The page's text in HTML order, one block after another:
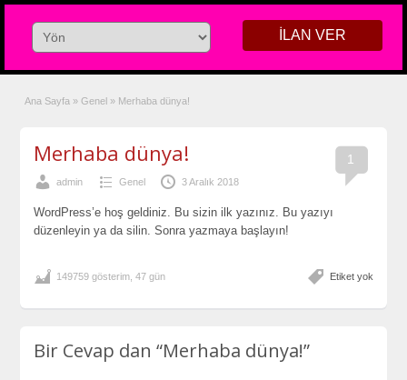
İLAN VER
Ana Sayfa » Genel » Merhaba dünya!
1
Merhaba dünya!
admin Genel 3 Aralık 2018
WordPress’e hoş geldiniz. Bu sizin ilk yazınız. Bu yazıyı
düzenleyin ya da silin. Sonra yazmaya başlayın!
Etiket yok
149759 gösterim, 47 gün
Bir Cevap dan“Merhaba dünya!”